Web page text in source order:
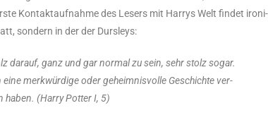
Kon­takt­auf­nah­me des Lesers mit Har­rys Welt fin­det iro­ni­
son­dern in der der Durs­leys:
dar­auf, ganz und gar nor­mal zu sein, sehr stolz sogar.
merk­wür­di­ge oder geheim­nis­vol­le Geschich­te ver­
haben. (Har­ry Pot­ter I, 5)